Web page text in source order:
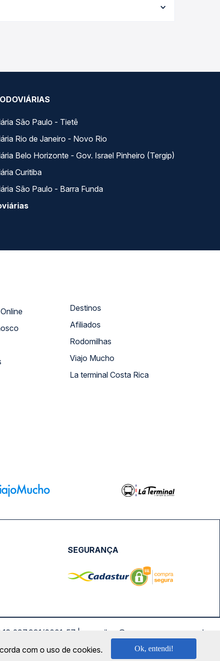
garante a melhor oferta para o seu roteiro.
São Paulo - Tietê
Rio de Janeiro - Novo Rio
Belo Horizonte - Gov. Israel Pinheiro (Tergip)
Curitiba
São Paulo - Barra Funda
Atendimento Online
Destinos
Afiliados
Rodomilhas
Viajo Mucho
La terminal Costa Rica
SEGURANÇA
0001-57 | saconibus@queropassagem.com.br
com o uso de cookies. Ok, entendi!